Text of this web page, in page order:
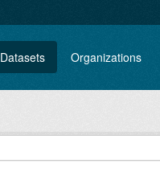
Datasets Organizations